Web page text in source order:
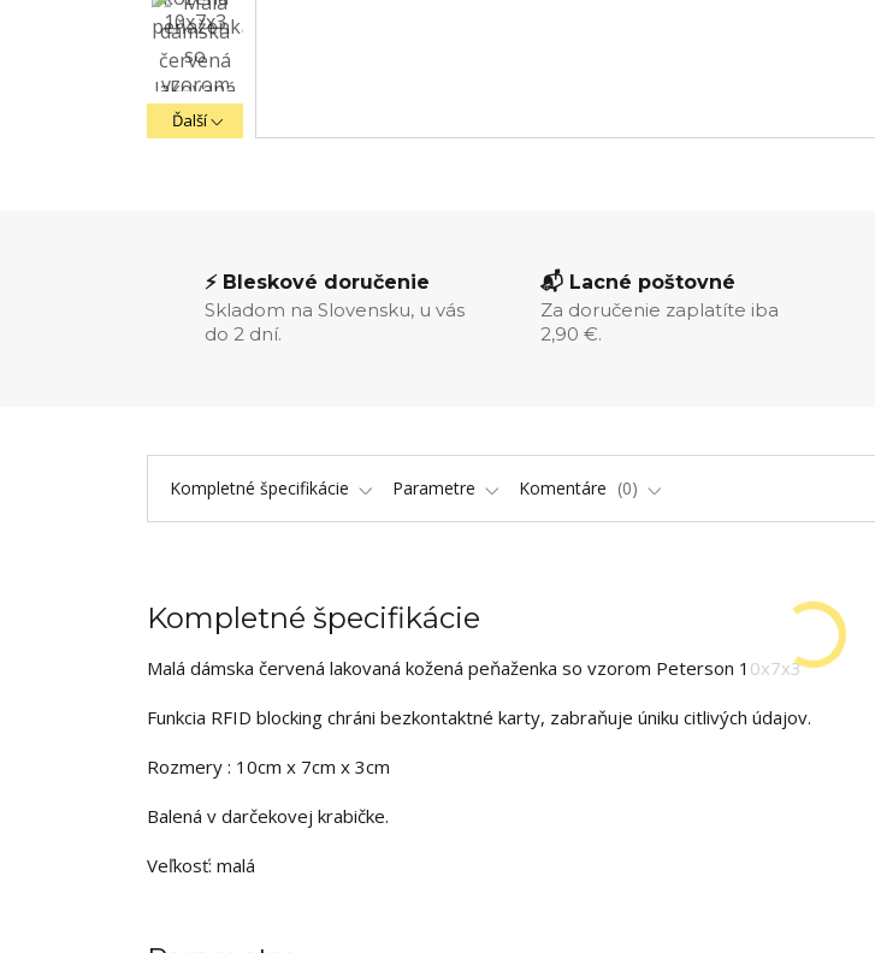
Ďalší
⚡ Bleskové doručenie
Skladom na Slovensku, u vás
do 2 dní.
📬 Lacné poštovné
Za doručenie zaplatíte iba
2,90 €.
Kompletné špecifikácie Parametre Komentáre 0
Kompletné špecifikácie
Malá dámska červená lakovaná kožená peňaženka so vzorom Peterson 10x7x3
Funkcia RFID blocking chráni bezkontaktné karty, zabraňuje úniku citlivých údajov.
Rozmery : 10cm x 7cm x 3cm
Balená v darčekovej krabičke.
Veľkosť: malá